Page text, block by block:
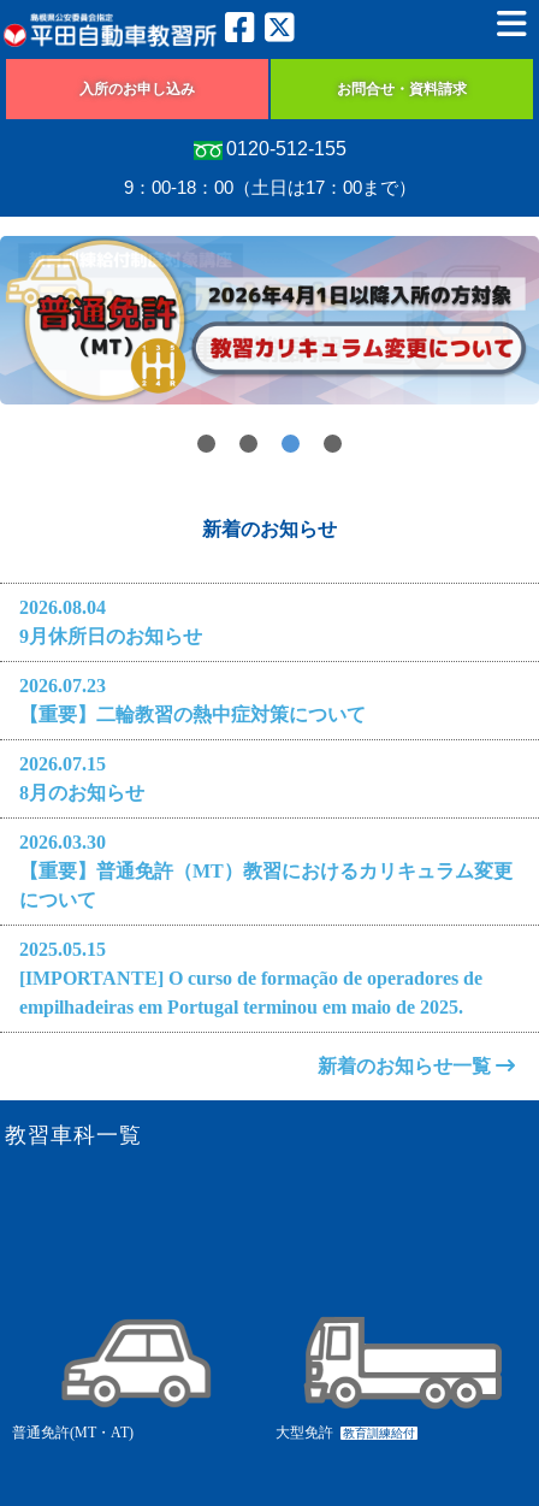
0120-512-155
9：00-18：00（土日は17：00まで）
入所のお申し込み お問合せ・資料請求
新着のお知らせ
2026.08.04
9月休所日のお知らせ
2026.07.23
【重要】二輪教習の熱中症対策について
2026.07.15
8月のお知らせ
2026.03.30
【重要】普通免許（MT）教習におけるカリキュラム変更
について
2025.05.15
[IMPORTANTE] O curso de formação de operadores de
empilhadeiras em Portugal terminou em maio de 2025.
新着のお知らせ一覧
教習車科一覧
普通免許(MT・AT) 大型免許 教育訓練給付